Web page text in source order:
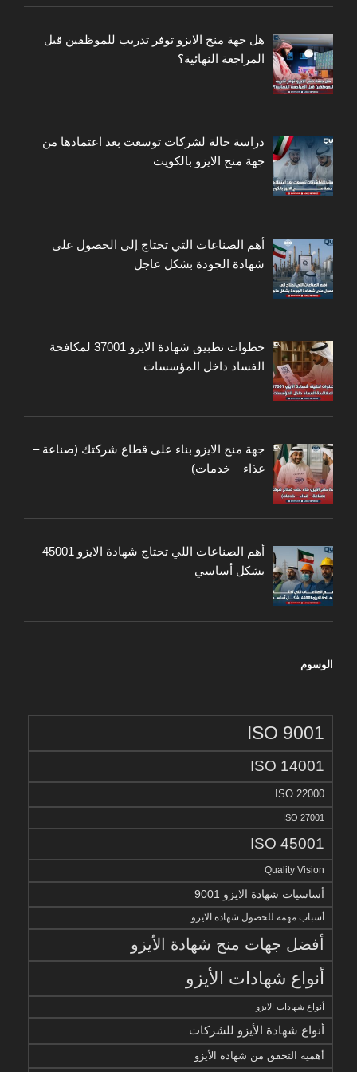
هل جهة منح الايزو توفر تدريب للموظفين قبل
المراجعة النهائية؟
دراسة حالة لشركات توسعت بعد اعتمادها من
جهة منح الايزو بالكويت
أهم الصناعات التي تحتاج إلى الحصول على
شهادة الجودة بشكل عاجل
خطوات تطبيق شهادة الايزو 37001 لمكافحة
الفساد داخل المؤسسات
جهة منح الايزو بناء على قطاع شركتك (صناعة –
غذاء – خدمات)
أهم الصناعات اللي تحتاج شهادة الايزو 45001
بشكل أساسي
الوسوم
ISO 9001
ISO 14001
ISO 22000
ISO 27001
ISO 45001
Quality Vision
أساسيات شهادة الايزو 9001
أسباب مهمة للحصول شهادة الايزو
أفضل جهات منح شهادة الأيزو
أنواع شهادات الأيزو
أنواع شهادات الايزو
أنواع شهادة الأيزو للشركات
أهمية التحقق من شهادة الأيزو